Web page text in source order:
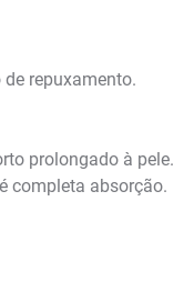
repuxamento.
prolongado à pele.
completa absorção.